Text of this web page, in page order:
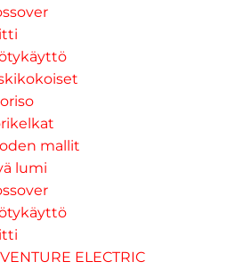
mallit
lumi
ELECTRIC